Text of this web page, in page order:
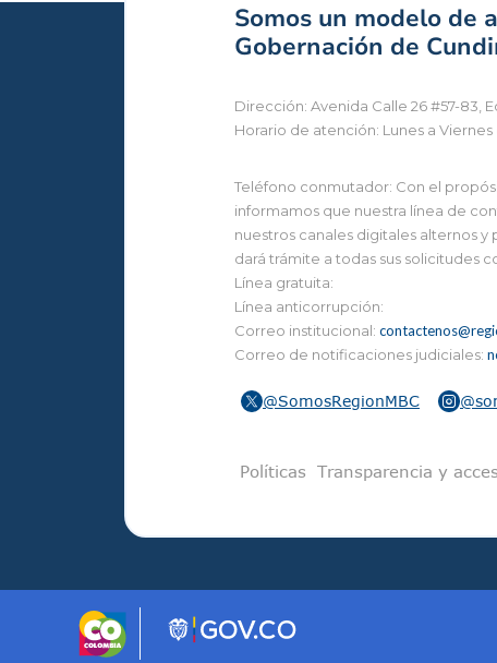
Somos un modelo de
Gobernación de
Dirección: Avenida Calle 26 #57-83,
Horario de atención: Lunes a
Teléfono conmutador: Con el
informamos que nuestra línea de
nuestros canales digitales alternos
dará trámite a todas sus solicitudes
Línea gratuita:
Línea anticorrupción:
Correo institucional:
Correo de notificaciones judiciales:
@SomosRegionMBC
Pie de
Políticas Transparencia y